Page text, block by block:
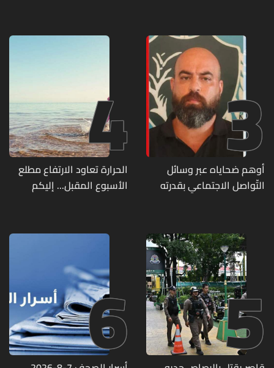
3
أوهم ضحاياه عبر وسائل
التّواصل الاجتماعي بقدرته
وقع ضحيّة أعماله؟
4
الحرارة تعاود الارتفاع مطلع
الأسبوع المقبل... إليكم
5
6